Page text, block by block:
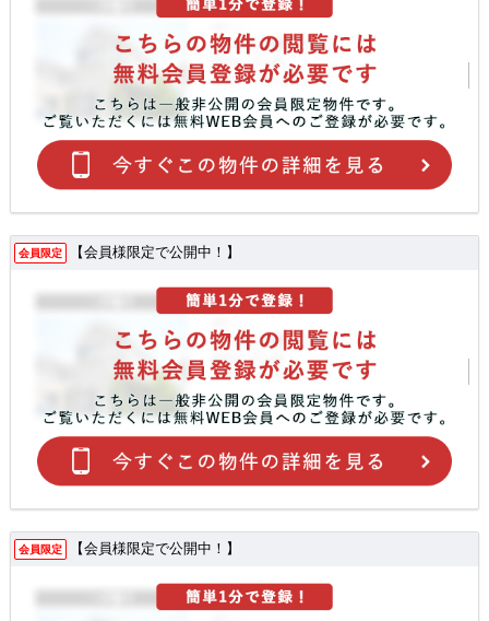
会員限定 【会員様限定で公開中！】
会員限定 【会員様限定で公開中！】